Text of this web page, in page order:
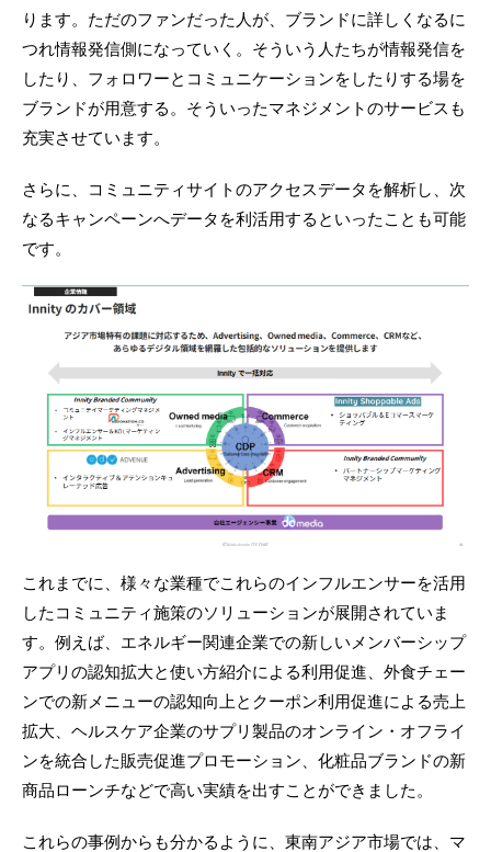
ります。ただのファンだった人が、ブランドに詳しくなるに
つれ情報発信側になっていく。そういう人たちが情報発信を
したり、フォロワーとコミュニケーションをしたりする場を
ブランドが用意する。そういったマネジメントのサービスも
充実させています。
さらに、コミュニティサイトのアクセスデータを解析し、次
なるキャンペーンへデータを利活用するといったことも可能
です。
これまでに、様々な業種でこれらのインフルエンサーを活用
したコミュニティ施策のソリューションが展開されていま
す。例えば、エネルギー関連企業での新しいメンバーシップ
アプリの認知拡大と使い方紹介による利用促進、外食チェー
ンでの新メニューの認知向上とクーポン利用促進による売上
拡大、ヘルスケア企業のサプリ製品のオンライン・オフライ
ンを統合した販売促進プロモーション、化粧品ブランドの新
商品ローンチなどで高い実績を出すことができました。
これらの事例からも分かるように、東南アジア市場では、マ